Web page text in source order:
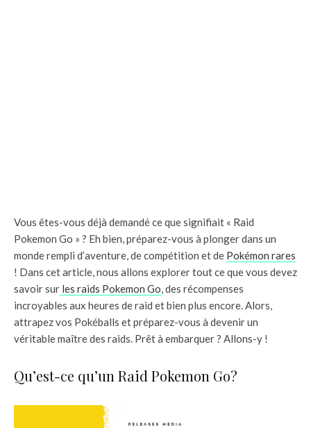
Vous êtes-vous déjà demandé ce que signifiait « Raid
Pokemon Go » ? Eh bien, préparez-vous à plonger dans un
monde rempli d’aventure, de compétition et de Pokémon rares
! Dans cet article, nous allons explorer tout ce que vous devez
savoir sur les raids Pokemon Go, des récompenses
incroyables aux heures de raid et bien plus encore. Alors,
attrapez vos Pokéballs et préparez-vous à devenir un
véritable maître des raids. Prêt à embarquer ? Allons-y !
Qu’est-ce qu’un Raid Pokemon Go?